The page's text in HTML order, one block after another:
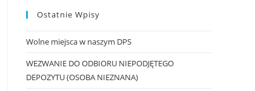
Ostatnie Wpisy
Wolne miejsca w naszym DPS
WEZWANIE DO ODBIORU NIEPODJĘTEGO
DEPOZYTU (OSOBA NIEZNANA)